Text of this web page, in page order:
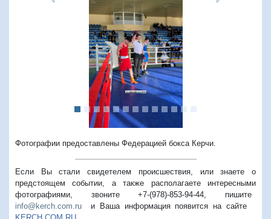
Фотографии предоставлены Федерацией бокса Керчи.
Если Вы стали свидетелем происшествия, или знаете о
предстоящем событии, а также располагаете интересными
фотографиями, звоните +7-(978)-853-94-44, пишите
info@kerch.com.ru и Ваша информация появится на сайте